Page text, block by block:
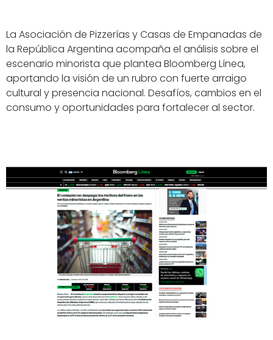
La Asociación de Pizzerías y Casas de Empanadas de
la República Argentina acompaña el análisis sobre el
escenario minorista que plantea Bloomberg Línea,
aportando la visión de un rubro con fuerte arraigo
cultural y presencia nacional. Desafíos, cambios en el
consumo y oportunidades para fortalecer al sector.